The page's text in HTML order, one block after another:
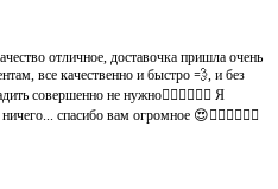
отличное, доставочка пришла очень
все качественно и быстро 💨, и без
совершенно не нужно👍🏻👍🏻🙈😄 Я
спасибо вам огромное 😍👍🏻👍🏻👏🏻